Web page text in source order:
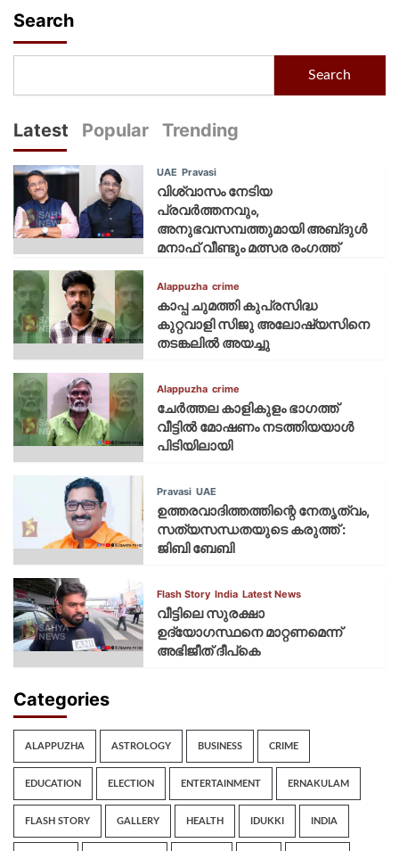
Search
Search
Latest Popular Trending
UAE Pravasi
വിശ്വാസം നേടിയ
പ്രവർത്തനവും,
അനുഭവസമ്പത്തുമായി അബ്‌ദുൾ
മനാഫ് വീണ്ടും മത്സര രംഗത്ത്
Alappuzha crime
കാപ്പ ചുമത്തി കുപ്രസിദ്ധ
കുറ്റവാളി സിജു അലോഷ്യസിനെ
തടങ്കലിൽ അയച്ചു
Alappuzha crime
ചേർത്തല കാളികുളം ഭാഗത്ത്
വീട്ടിൽ മോഷണം നടത്തിയയാൾ
പിടിയിലായി
Pravasi UAE
ഉത്തരവാദിത്തത്തിന്റെ നേതൃത്വം,
സത്യസന്ധതയുടെ കരുത്ത് :
ജിബി ബേബി
Flash Story India Latest News
വീട്ടിലെ സുരക്ഷാ
ഉദ്യോഗസ്ഥനെ മാറ്റണമെന്ന്
അഭിജീത് ദീപ്‌കെ
Categories
ALAPPUZHA ASTROLOGY BUSINESS CRIME
EDUCATION ELECTION ENTERTAINMENT ERNAKULAM
FLASH STORY GALLERY HEALTH IDUKKI INDIA